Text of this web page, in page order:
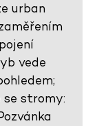
urban
vede
se stromy: